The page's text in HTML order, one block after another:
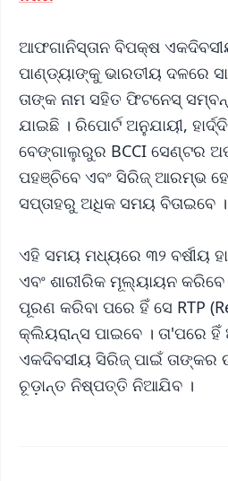
ଆଫଗାନିସ୍ତାନ ବିପକ୍ଷ
ପାଣ୍ଡ୍ୟାଙ୍କୁ ଭାରତୀୟ ଦଳରେ
ତାଙ୍କ ନାମ ସହିତ ଫିଟନେସ୍
ଯାଇଛି । ରିପୋର୍ଟ ଅନୁଯାୟୀ,
ବେଙ୍ଗାଲୁରୁର BCCI ସେଣ୍ଟର
ପହଞ୍ଚିବେ ଏବଂ ସିରିଜ୍‌ ଆରମ୍ଭ
ସପ୍ତାହରୁ ଅଧିକ ସମୟ ବିତାଇବେ ।
ଏହି ସମୟ ମଧ୍ୟରେ ୩୨ ବର୍ଷୀୟ
ଏବଂ ଶାରୀରିକ ମୂଲ୍ୟାୟନ
ପୂରଣ କରିବା ପରେ ହିଁ ସେ RTP
କ୍ଲିୟରାନ୍ସ ପାଇବେ । ତା'ପରେ
ଏକଦିବସୀୟ ସିରିଜ୍ ପାଇଁ ତାଙ୍କର
ଚୂଡ଼ାନ୍ତ ନିଷ୍ପତ୍ତି ନିଆଯିବ ।